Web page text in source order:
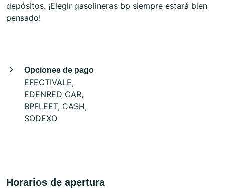
depósitos. ¡Elegir gasolineras bp siempre estará bien
pensado!
Opciones de pago
EFECTIVALE,
EDENRED CAR,
BPFLEET, CASH,
SODEXO
Horarios de apertura